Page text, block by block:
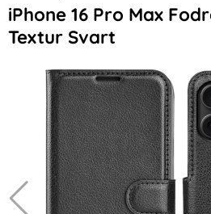
iPhone 16 Pro Max
Textur Svart
Hoppa
över
Bilder